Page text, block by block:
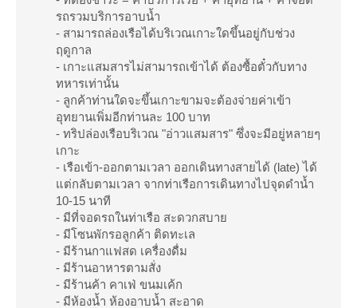
รถรวมบริการอาบน้ำ
- สามารถล่องเรือได้บริเวณเกาะใดขึ้นอยู่กับช่วง
ฤดูกาล
- เกาะแสมสารไม่สามารถเข้าได้ ต้องซื้อตั๋วกับทาง
ทหารเท่านั้น
- ลูกค้าท่านใดจะขึ้นเกาะขามจะต้องจ่ายค่าเข้า
อุทยานเพิ่มอีกท่านละ 100 บาท
- ทริปล่องเรือบริเวณ "อ่าวแสมสาร" ซึ่งจะมีอยู่หลายๆ
เกาะ
- เรือเข้า-ออกตามเวลา ออกเดินทางสายได้ (late) ได้
แต่กลับตามเวลา จากท่าเรือการเดินทางไปจุดดำน้ำ
10-15 นาที
- มีที่จอดรถในท่าเรือ สะดวกสบาย
- มีโซนพักรอลูกค้า ติดทะเล
- มีร้านกาแฟสด เครื่องดื่ม
- มีร้านอาหารตามสั่ง
- มีร้านค้า คาเฟ่ ขนมเค้ก
- มีห้องน้ำ ห้องอาบน้ำ สะอาด